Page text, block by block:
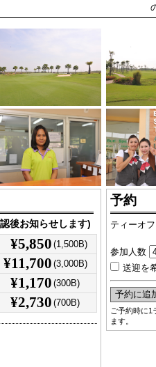
後お知らせします)
¥5,850 (1,500B)
¥11,700 (3,000B)
¥1,170 (300B)
¥2,730 (700B)
予約
ティーオ
参加人数
送迎を
ご予約時に1
ます。